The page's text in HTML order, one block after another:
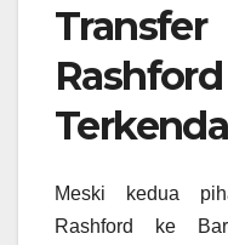
Meski kedua
Rashford ke